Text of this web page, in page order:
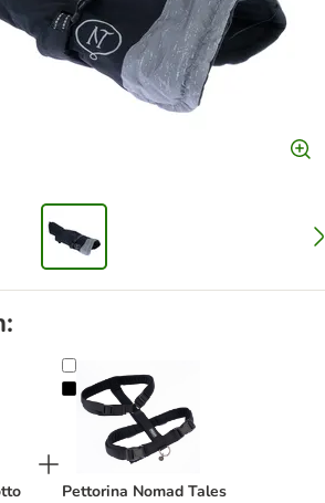
Tales Bloom nero
Pettorina Nomad Tales Blush - ebano
Pettorina Nomad Tales